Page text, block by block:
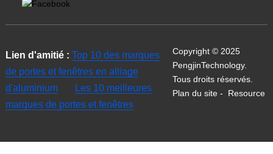
Lien d'amitié : Top 10 des marques
de portes et fenêtres en alliage
d'aluminium
Les 10 meilleures
marques de portes et fenêtres
Copyright © 2025
PengjinTechnology.
Tous droits réservés.
Plan du site- Resource